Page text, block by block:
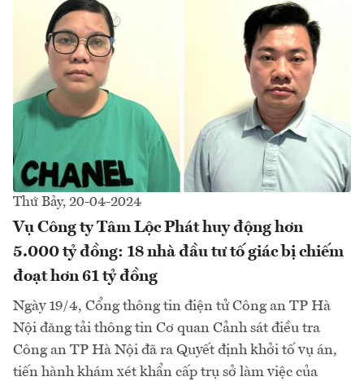
Thứ Bảy, 20-04-2024
Vụ Công ty Tâm Lộc Phát huy động hơn
5.000 tỷ đồng: 18 nhà đầu tư tố giác bị chiếm
đoạt hơn 61 tỷ đồng
Ngày 19/4, Cổng thông tin điện tử Công an TP Hà
Nội đăng tải thông tin Cơ quan Cảnh sát điều tra
Công an TP Hà Nội đã ra Quyết định khởi tố vụ án,
tiến hành khám xét khẩn cấp trụ sở làm việc của